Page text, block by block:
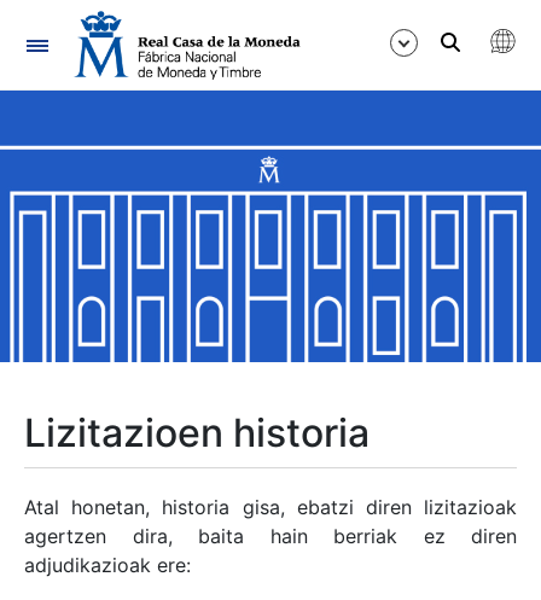
Nabigazioa
Erakutsi/Ezkutatu
Erakutsi/Ezkutatu
Erakutsi/Ezkutatu
Erakutsi/Ezkutatu
Lizitazioen historia
Atal honetan, historia gisa, ebatzi diren lizitazioak
agertzen dira, baita hain berriak ez diren
adjudikazioak ere: